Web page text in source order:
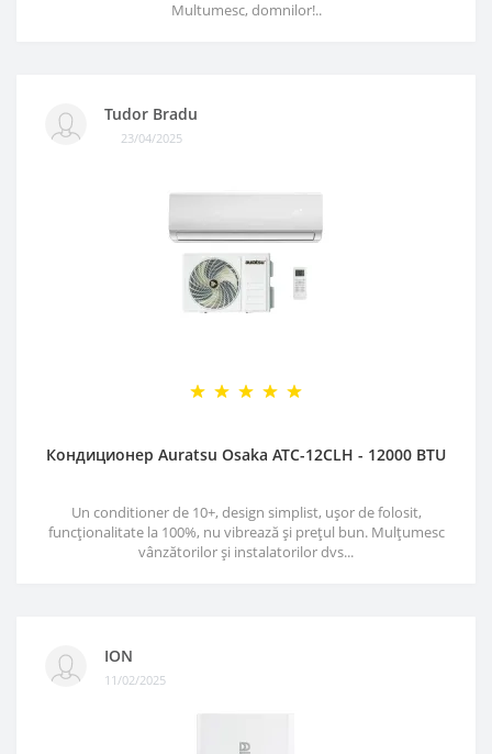
Multumesc, domnilor!..
Tudor Bradu
23/04/2025
Кондиционер Auratsu Osaka ATC-12CLH - 12000 BTU
Un conditioner de 10+, design simplist, ușor de folosit,
funcționalitate la 100%, nu vibrează și prețul bun. Mulțumesc
vânzătorilor și instalatorilor dvs...
ION
11/02/2025